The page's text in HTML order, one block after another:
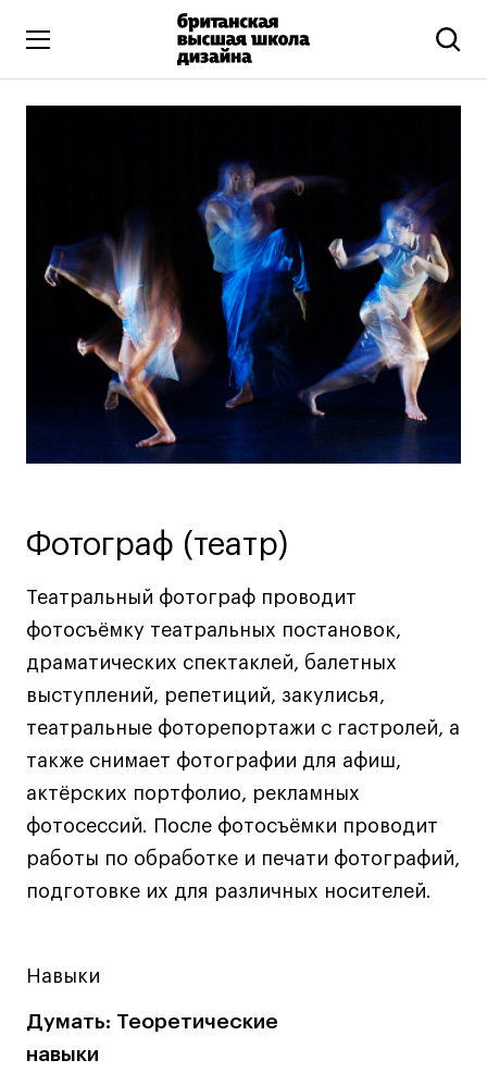
Высшее образование
Подготовительные курсы
Бизнес и маркетинг
Все программы
Дополнительное образование
Коммуникационный и цифровой дизайн
Иллюстрация
Современное искусство
Сценография
Промышленный и предметный дизайн
Дизайн и декорирование интерьера
Бизнес и маркетинг
Подготовительные курсы и творческое
развитие
Среднесрочные
ИЗО и Керамика
Ландшафтный дизайн
Все программы
Дизайн интерьера
Дизайн одежды
Фотограф (театр)
Театральный фотограф проводит
фотосъёмку театральных постановок,
драматических спектаклей, балетных
выступлений, репетиций, закулисья,
театральные фоторепортажи с гастролей, а
также снимает фотографии для афиш,
актёрских портфолио, рекламных
фотосессий. После фотосъёмки проводит
работы по обработке и печати фотографий,
подготовке их для различных носителей.
Навыки
Думать: Теоретические
навыки